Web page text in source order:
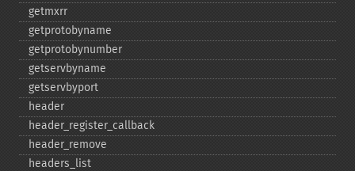
getmxrr
getprotobyname
getprotobynumber
getservbyname
getservbyport
header
header_​register_​callback
header_​remove
headers_​list